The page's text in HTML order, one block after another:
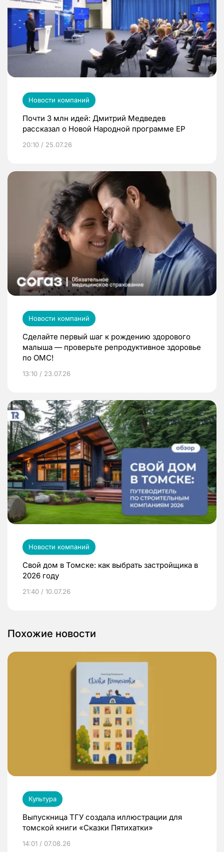
Новости компаний
Почти 3 млн идей: Дмитрий Медведев
рассказал о Новой Народной программе ЕР
20:10 / 25.07.26
Новости компаний
Сделайте первый шаг к рождению здорового
малыша — проверьте репродуктивное здоровье
по ОМС!
13:10 / 23.07.26
Новости компаний
Свой дом в Томске: как выбрать застройщика в
2026 году
21:40 / 10.07.26
Похожие новости
Культура
Выпускница ТГУ создала иллюстрации для
томской книги «Сказки Пятихатки»
14:01 / 07.08.26